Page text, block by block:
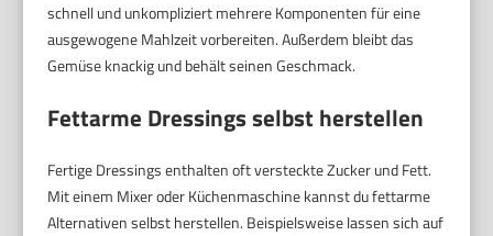
schnell und unkompliziert mehrere Komponenten für eine
ausgewogene Mahlzeit vorbereiten. Außerdem bleibt das
Gemüse knackig und behält seinen Geschmack.
Fettarme Dressings selbst herstellen
Fertige Dressings enthalten oft versteckte Zucker und Fett.
Mit einem Mixer oder Küchenmaschine kannst du fettarme
Alternativen selbst herstellen. Beispielsweise lassen sich auf